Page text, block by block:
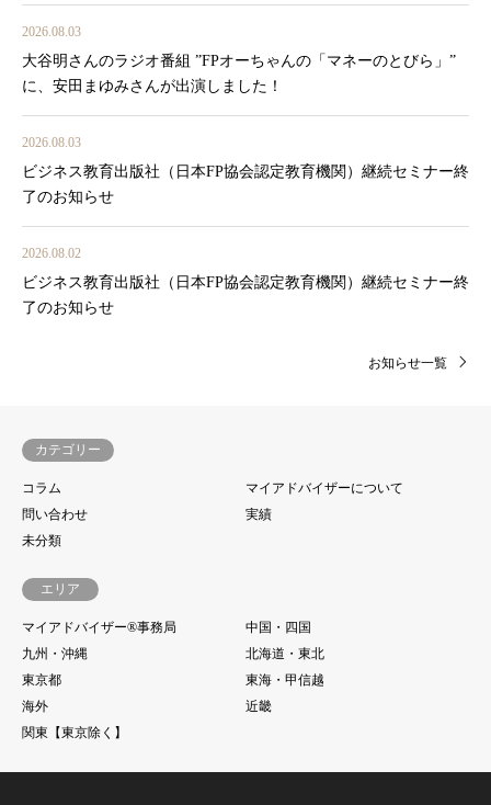
2026.08.03
大谷明さんのラジオ番組 ”FPオーちゃんの「マネーのとびら」”
に、安田まゆみさんが出演しました！
2026.08.03
ビジネス教育出版社（日本FP協会認定教育機関）継続セミナー終
了のお知らせ
2026.08.02
ビジネス教育出版社（日本FP協会認定教育機関）継続セミナー終
了のお知らせ
お知らせ一覧
カテゴリー
コラム
マイアドバイザーについて
問い合わせ
実績
未分類
エリア
マイアドバイザー®事務局
中国・四国
九州・沖縄
北海道・東北
東京都
東海・甲信越
海外
近畿
関東【東京除く】